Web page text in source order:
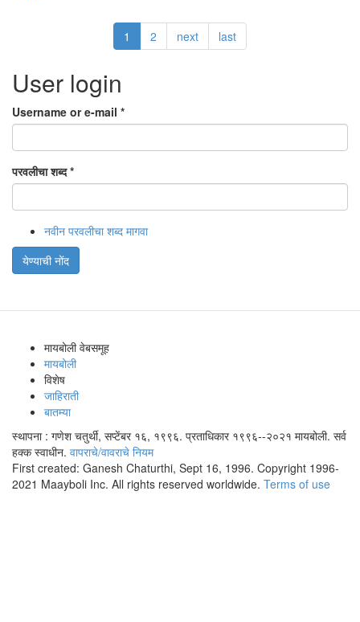
1 2 next last
User login
Username or e-mail *
परवलीचा शब्द*
नवीन परवलीचा शब्द मागवा
येण्याची नोंद
मायबोली वेबसमूह
मायबोली
विशेष
जाहिराती
बातम्या
स्थापना : गणेश चतुर्थी, सप्टेंबर १६, १९९६. प्रताधिकार १९९६--२०२१ मायबोली. सर्व
हक्क स्वाधीन. वापराचे/वावराचे नियम
First created: Ganesh Chaturthi, Sept 16, 1996. Copyright 1996-
2021 Maayboli Inc. All rights reserved worldwide. Terms of use